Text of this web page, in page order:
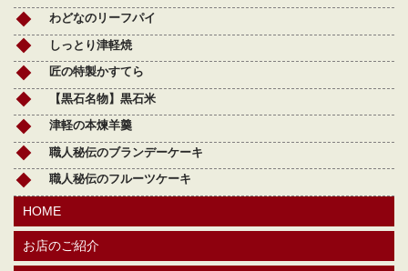
わどなのリーフパイ
しっとり津軽焼
匠の特製かすてら
【黒石名物】黒石米
津軽の本煉羊羹
職人秘伝のブランデーケーキ
職人秘伝のフルーツケーキ
HOME
お店のご紹介